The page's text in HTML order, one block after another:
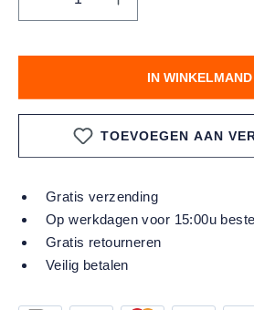
IN WINKELMAND
TOEVOEGEN AAN
Gratis verzending
Op werkdagen voor 15:00u
Gratis retourneren
Veilig betalen